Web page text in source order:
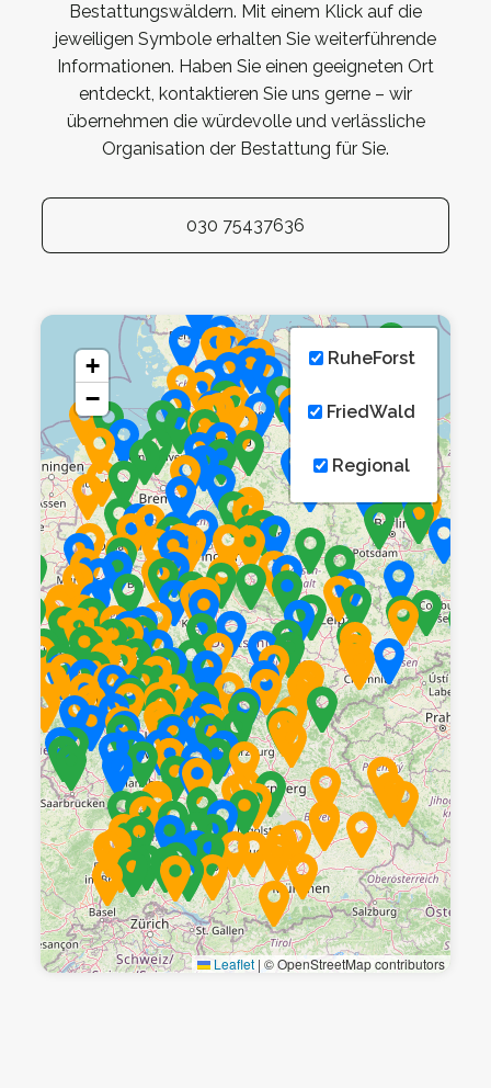
Bestattungswäldern. Mit einem Klick auf die
jeweiligen Symbole erhalten Sie weiterführende
Informationen. Haben Sie einen geeigneten Ort
entdeckt, kontaktieren Sie uns gerne – wir
übernehmen die würdevolle und verlässliche
Organisation der Bestattung für Sie.
030 75437636
+
−
RuheForst
FriedWald
Regional
Leaflet | © OpenStreetMap contributors